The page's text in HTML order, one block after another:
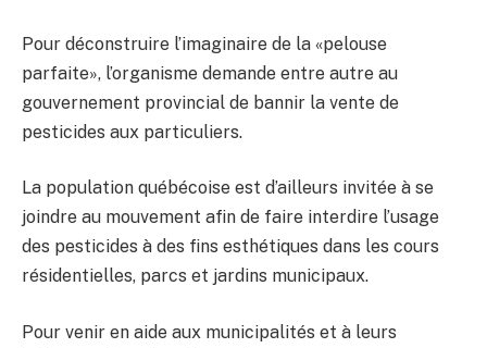
Pour déconstruire l’imaginaire de la «pelouse
parfaite», l’organisme demande entre autre au
gouvernement provincial de bannir la vente de
pesticides aux particuliers.
La population québécoise est d’ailleurs invitée à se
joindre au mouvement afin de faire interdire l’usage
des pesticides à des fins esthétiques dans les cours
résidentielles, parcs et jardins municipaux.
Pour venir en aide aux municipalités et à leurs